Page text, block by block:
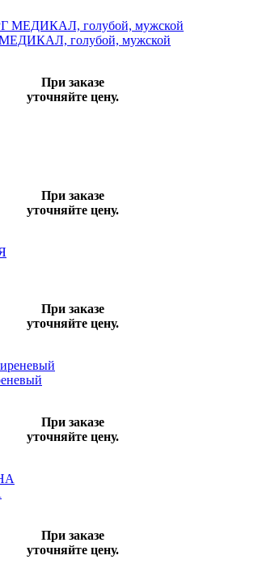
голубой, мужской
При заказе
уточняйте цену.
При заказе
уточняйте цену.
При заказе
уточняйте цену.
При заказе
уточняйте цену.
При заказе
уточняйте цену.